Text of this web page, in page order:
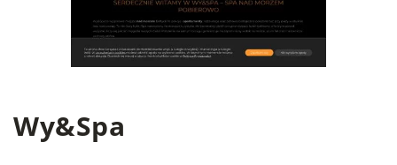
Wy&Spa